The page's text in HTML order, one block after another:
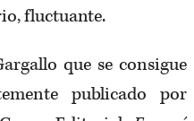
fluctuante.
que se consigue
publicado por